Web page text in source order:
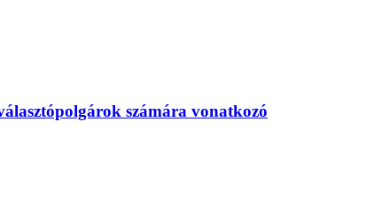
számára vonatkozó